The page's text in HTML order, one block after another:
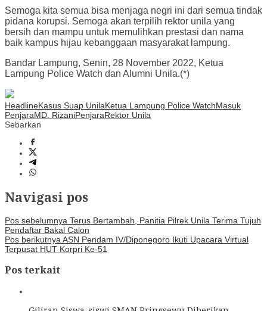
Semoga kita semua bisa menjaga negri ini dari semua tindak
pidana korupsi. Semoga akan terpilih rektor unila yang
bersih dan mampu untuk memulihkan prestasi dan nama
baik kampus hijau kebanggaan masyarakat lampung.
Bandar Lampung, Senin, 28 November 2022, Ketua
Lampung Police Watch dan Alumni Unila.(*)
HeadlineKasus Suap UnilaKetua Lampung Police WatchMasuk
PenjaraMD. RizaniPenjaraRektor Unila
Sebarkan
Navigasi pos
Pos sebelumnya Terus Bertambah, Panitia Pilrek Unila Terima Tujuh
Pendaftar Bakal Calon
Pos berikutnya ASN Pendam IV/Diponegoro Ikuti Upacara Virtual
Terpusat HUT Korpri Ke-51
Pos terkait